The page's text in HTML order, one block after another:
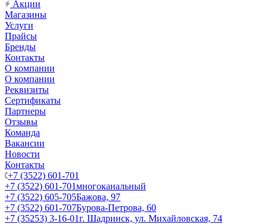
Акции
Магазины
Услуги
Прайсы
Бренды
Контакты
О компании
О компании
Реквизиты
Сертификаты
Партнеры
Отзывы
Команда
Вакансии
Новости
Контакты
+7 (3522) 601-701
+7 (3522) 601-701многоканальный
+7 (3522) 605-705Бажова, 97
+7 (3522) 601-707Бурова-Петрова, 60
+7 (35253) 3-16-01г. Шадринск, ул. Михайловская, 74